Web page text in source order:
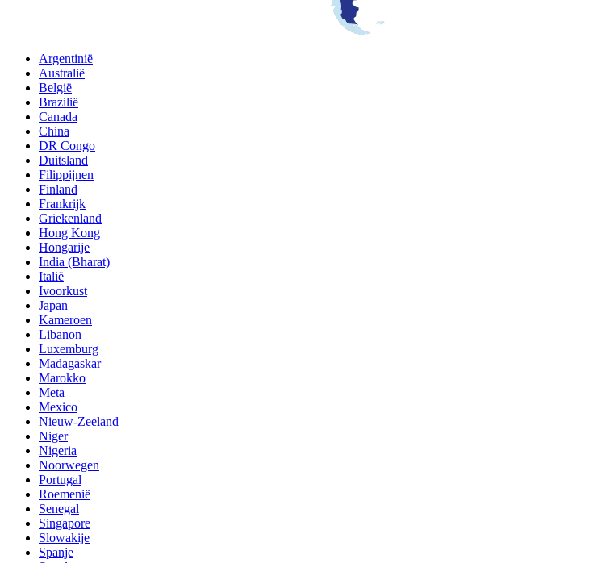
Argentinië
Australië
België
Brazilië
Canada
China
DR Congo
Duitsland
Filippijnen
Finland
Frankrijk
Griekenland
Hong Kong
Hongarije
India (Bharat)
Italië
Ivoorkust
Japan
Kameroen
Libanon
Luxemburg
Madagaskar
Marokko
Meta
Mexico
Nieuw-Zeeland
Niger
Nigeria
Noorwegen
Portugal
Roemenië
Senegal
Singapore
Slowakije
Spanje